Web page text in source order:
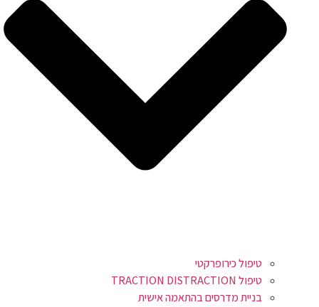
טיפול כירופרקטי
טיפול TRACTION DISTRACTION
בניית מדרסים בהתאמה אישית